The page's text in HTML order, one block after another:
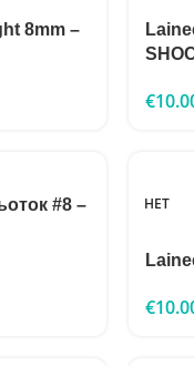
8mm –
€
#8 –
НЕТ
€